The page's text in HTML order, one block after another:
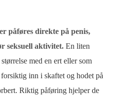
påføres direkte på penis,
seksuell aktivitet. En liten
med en ert eller som
inn i skaftet og hodet på
Riktig påføring hjelper de